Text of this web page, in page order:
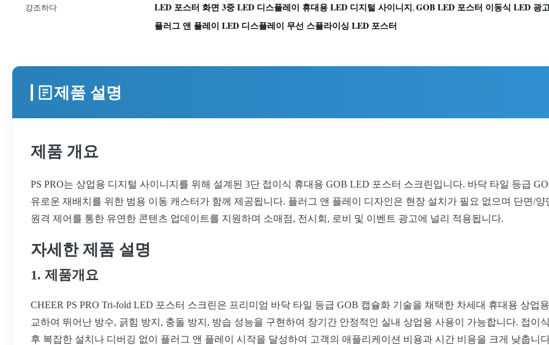
강조하다 LED 포스터 화면 3중 LED 디스플레이 휴대용 LED 디지털 사이니지,GOB LED 포스터 이동식 LED 광
플러그 앤 플레이 LED 디스플레이 무선 스플라이싱 LED 포스터
제품 설명
제품 개요
PS PRO는 상업용 디지털 사이니지를 위해 설계된 3단 접이식 휴대용 GOB LED 포스터 스크린입니다. 바닥 타일 등급
유로운 재배치를 위한 범용 이동 캐스터가 함께 제공됩니다. 플러그 앤 플레이 디자인은 현장 설치가 필요 없으며 단면/
원격 제어를 통한 유연한 콘텐츠 업데이트를 지원하며 소매점, 전시회, 로비 및 이벤트 광고에 널리 적용됩니다.
자세한 제품 설명
1. 제품개요
CHEER PS PRO Tri-fold LED 포스터 스크린은 프리미엄 바닥 타일 등급 GOB 캡슐화 기술을 채택한 차세대 휴대용 상업
교하여 뛰어난 방수, 긁힘 방지, 충돌 방지, 방습 성능을 구현하여 장기간 안정적인 실내 상업용 사용이 가능합니다. 접이
후 복잡한 설치나 디버깅 없이 플러그 앤 플레이 시작을 달성하여 고객의 애플리케이션 비용과 시간 비용을 크게 낮춥니